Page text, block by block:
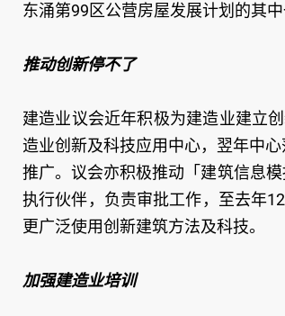
东涌第99区公营房屋发展计划的其
推动创新停不了
建造业议会近年积极为建造业建立
造业创新及科技应用中心，翌年中
推广。议会亦积极推动「建筑信息
执行伙伴，负责审批工作，至去年
更广泛使用创新建筑方法及科技。
加强建造业培训